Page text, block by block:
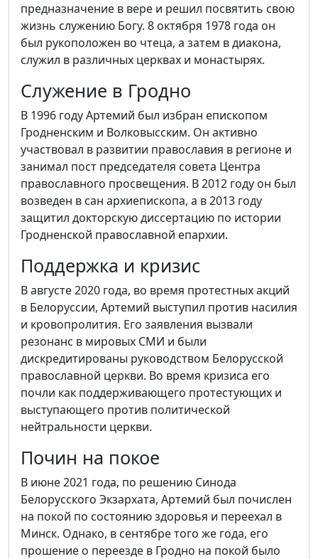
предназначение в вере и решил посвятить свою
жизнь служению Богу. 8 октября 1978 года он
был рукоположен во чтеца, а затем в диакона,
служил в различных церквах и монастырях.
Служение в Гродно
В 1996 году Артемий был избран епископом
Гродненским и Волковысским. Он активно
участвовал в развитии православия в регионе и
занимал пост председателя совета Центра
православного просвещения. В 2012 году он был
возведен в сан архиепископа, а в 2013 году
защитил докторскую диссертацию по истории
Гродненской православной епархии.
Поддержка и кризис
В августе 2020 года, во время протестных акций
в Белоруссии, Артемий выступил против насилия
и кровопролития. Его заявления вызвали
резонанс в мировых СМИ и были
дискредитированы руководством Белорусской
православной церкви. Во время кризиса его
почли как поддерживающего протестующих и
выступающего против политической
нейтральности церкви.
Почин на покое
В июне 2021 года, по решению Синода
Белорусского Экзархата, Артемий был почислен
на покой по состоянию здоровья и переехал в
Минск. Однако, в сентябре того же года, его
прошение о переезде в Гродно на покой было